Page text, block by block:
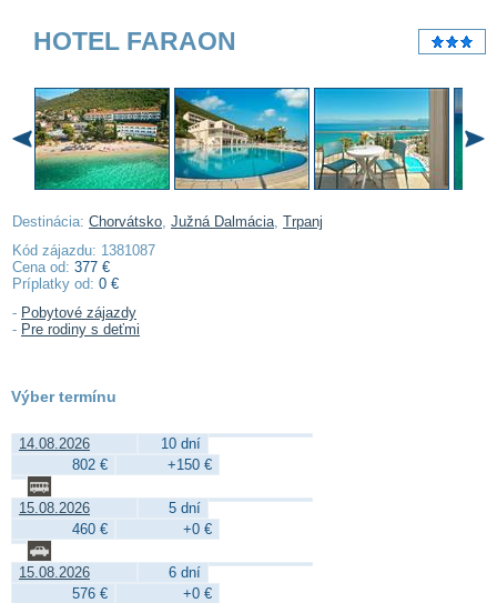
HOTEL FARAON
Destinácia: Chorvátsko, Južná Dalmácia, Trpanj
Kód zájazdu: 1381087
Cena od: 377 €
Príplatky od: 0 €
- Pobytové zájazdy
- Pre rodiny s deťmi
Výber termínu
14.08.2026
10 dní
802 €
+150 €
15.08.2026
5 dní
460 €
+0 €
15.08.2026
6 dní
576 €
+0 €